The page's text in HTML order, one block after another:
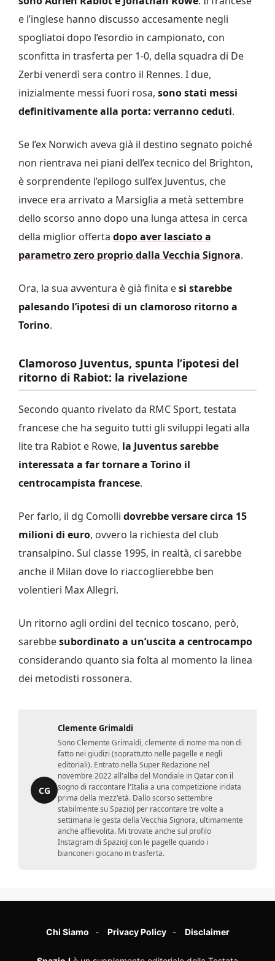
e l’inglese hanno discusso accesamente negli
spogliatoi dopo l’esordio in campionato, con
sconfitta in trasferta per 1-0, della squadra di De
Zerbi venerdì sera contro il Rennes. I due,
inizialmente messi fuori rosa, sono stati messi
definitivamente alla porta: verranno ceduti.
Se l’ex Norwich aveva già il destino segnato poiché
non rientrava nei piani dell’ex tecnico del Brighton,
è sorprendente l’epilogo sull’ex Juventus, che
invece era arrivato a Marsiglia a metà settembre
dello scorso anno dopo una lunga attesa in cerca
della miglior offerta dopo aver lasciato a
parametro zero proprio dalla Vecchia Signora.
Ora, la sua avventura è già finita esi starebbe
palesando l’ipotesi di un clamoroso ritorno a
Torino.
Clamoroso Juventus, spunta l’ipotesi del
ritorno di Rabiot: la rivelazione
Secondo quanto rivelato da RMC Sport, testata
francese che ha seguito tutti gli sviluppi legati alla
lite tra Rabiot e Rowe, la Juventus sarebbe
interessata a far tornare a Torino il
centrocampista francese.
Per farlo, il dg Comolli dovrebbe versare circa 15
milioni di euro, ovvero la richiesta del club
transalpino. Sul classe 1995, in realtà, ci sarebbe
anche il Milan dove lo riaccoglierebbe ben
volentieri Max Allegri.
Un ritorno agli ordini del tecnico toscano, però,
sarebbesubordinato a un’uscita a centrocampo
considerando quanto sia folta al momento la linea
dei metodisti rossonera.
CG
Clemente Grimaldi
Sono Clemente Grimaldi, clemente di nome ma non di
fatto nei giudizi (soprattutto nelle pagelle e negli
editoriali). Entrato nella Super Redazione nel
novembre 2022 all'alba del Mondiale in Qatar con il
sogno di raccontare l'Italia a una competizione iridata
prima della mezz'età. Dallo scorso settembre
stabilmente su SpazioJ per raccontare tre volte a
settimana le gesta della Vecchia Signora, ultimamente
anche affievolita. Mi trovate anche sul profilo
Instagram di SpazioJ con le pagelle quando i
bianconeri giocano in trasferta.
Chi Siamo Privacy Policy Disclaimer